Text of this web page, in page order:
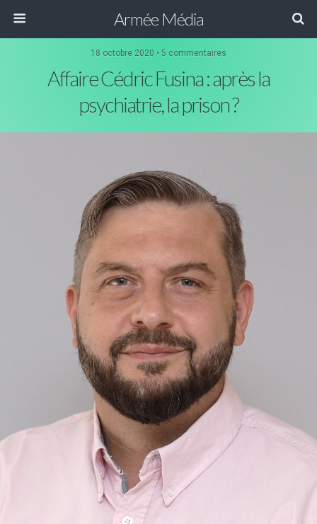
Armée Média
18 octobre 2020 • 5 commentaires
Affaire Cédric Fusina : après la
psychiatrie, la prison ?